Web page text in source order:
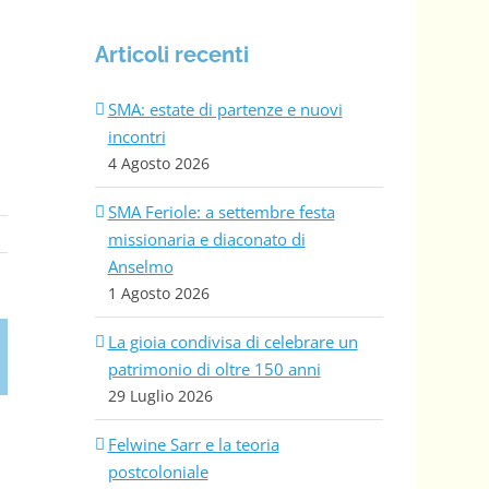
Articoli recenti
SMA: estate di partenze e nuovi
incontri
4 Agosto 2026
SMA Feriole: a settembre festa
missionaria e diaconato di
Anselmo
1 Agosto 2026
La gioia condivisa di celebrare un
patrimonio di oltre 150 anni
29 Luglio 2026
Felwine Sarr e la teoria
postcoloniale